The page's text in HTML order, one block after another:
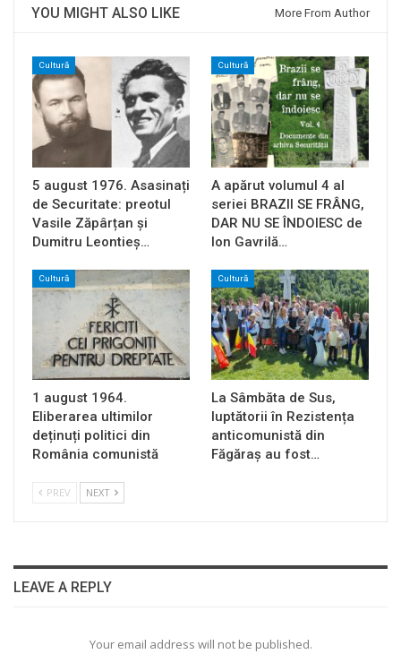
YOU MIGHT ALSO LIKE More From Author
Cultură
5 august 1976. Asasinați
de Securitate: preotul
Vasile Zăpârțan și
Dumitru Leontieș…
Cultură
A apărut volumul 4 al
seriei BRAZII SE FRÂNG,
DAR NU SE ÎNDOIESC de
Ion Gavrilă…
Cultură
1 august 1964.
Eliberarea ultimilor
deținuți politici din
România comunistă
Cultură
La Sâmbăta de Sus,
luptătorii în Rezistența
anticomunistă din
Făgăraș au fost…
PREV NEXT
LEAVE A REPLY
Your email address will not be published.